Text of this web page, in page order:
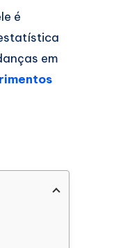
é
em